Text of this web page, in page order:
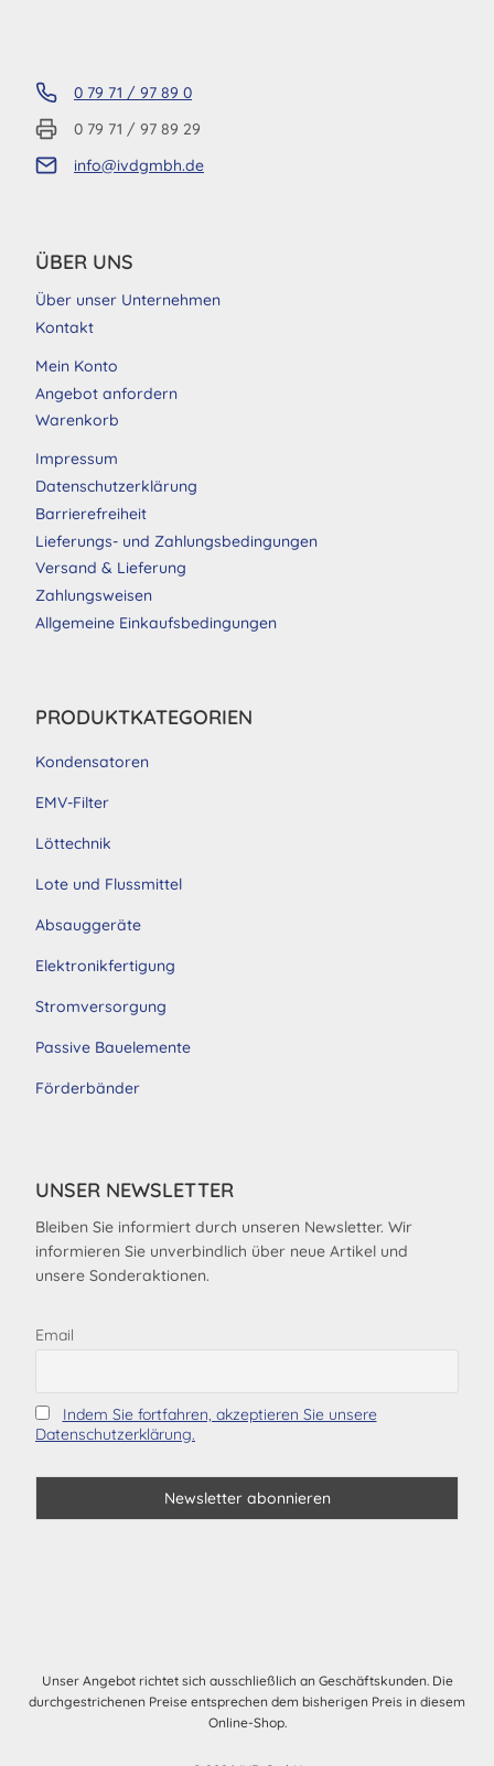
0 79 71 / 97 89 0
0 79 71 / 97 89 29
info@ivdgmbh.de
ÜBER UNS
Über unser Unternehmen
Kontakt
Mein Konto
Angebot anfordern
Warenkorb
Impressum
Datenschutzerklärung
Barrierefreiheit
Lieferungs- und Zahlungsbedingungen
Versand & Lieferung
Zahlungsweisen
Allgemeine Einkaufsbedingungen
PRODUKTKATEGORIEN
Kondensatoren
EMV-Filter
Löttechnik
Lote und Flussmittel
Absauggeräte
Elektronikfertigung
Stromversorgung
Passive Bauelemente
Förderbänder
UNSER NEWSLETTER
Bleiben Sie informiert durch unseren Newsletter. Wir
informieren Sie unverbindlich über neue Artikel und
unsere Sonderaktionen.
Email
Indem Sie fortfahren, akzeptieren Sie unsere
Datenschutzerklärung.
Unser Angebot richtet sich ausschließlich an Geschäftskunden. Die
durchgestrichenen Preise entsprechen dem bisherigen Preis in diesem
Online-Shop.